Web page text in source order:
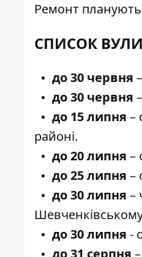
Ремонт
СПИСОК
до 30 червня
до 30 червня –
до 15 липня –
районі.
до 20 липня –
до 25 липня –
до 30 липня –
до 30 липня -